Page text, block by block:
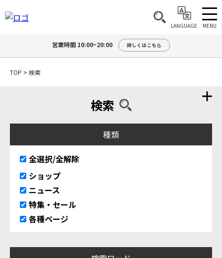
LANGUAGE MENU
営業時間 10:00~20:00 詳しくはこちら
TOP > 検索
検索
種類
全選択/全解除
ショップ
ニュース
特集・セール
各種ページ